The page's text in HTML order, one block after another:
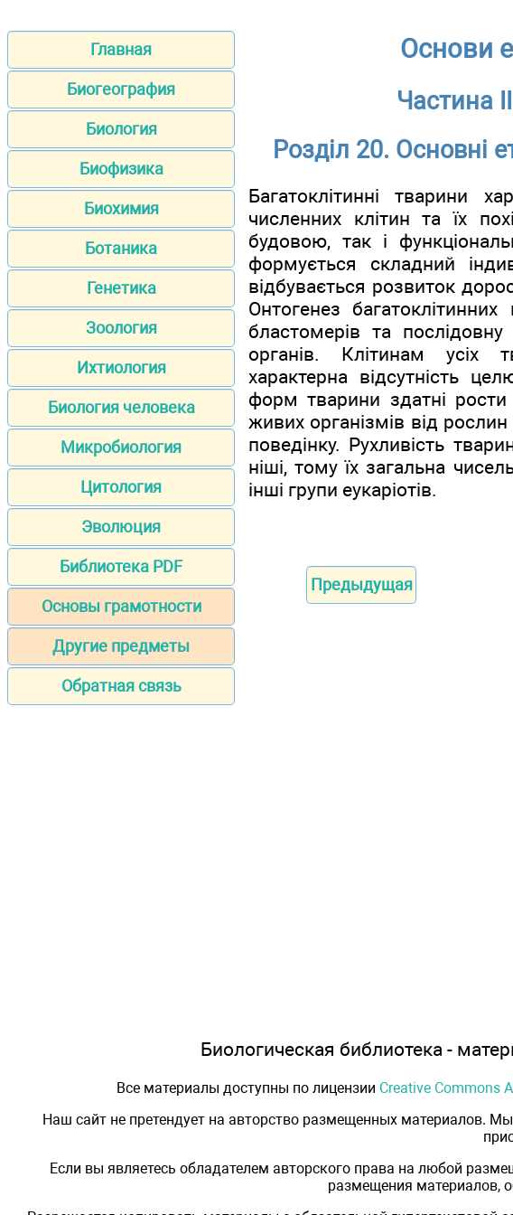
Главная
Биогеография
Биология
Биофизика
Биохимия
Ботаника
Генетика
Зоология
Ихтиология
Биология человека
Микробиология
Цитология
Эволюция
Библиотека PDF
Основы грамотности
Другие предметы
Обратная связь
Основи
Частина
Розділ 20. Основні
Багатоклітинні тварини
численних клітин та їх
будовою, так і
формується складний
відбувається розвиток
Онтогенез
бластомерів та
органів. Клітинам усіх
характерна відсутність
форм тварини здатні рости
живих організмів від рослин
поведінку. Рухливість
ніші, тому їх загальна
інші групи еукаріотів.
Предыдущая
Биологическая библиотека -
Все материалы доступны по лицензии Creative Commons
Наш сайт не претендует на авторство размещенных материалов.
Если вы являетесь обладателем авторского права на любой
размещения материалов,